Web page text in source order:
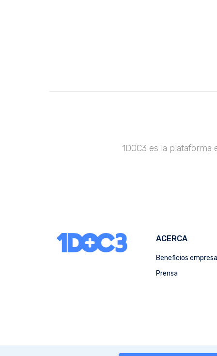
1DOC3 es la
ACERCA
Beneficios
Prensa